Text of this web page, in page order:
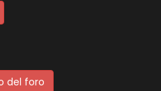
del foro